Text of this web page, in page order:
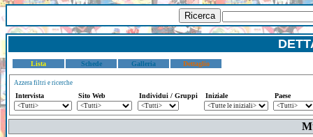
Ricerca
Lista Schede Galleria Dettaglio
Azzera filtri e ricerche
Intervista Sito Web Individui / Gruppi Iniziale Paese